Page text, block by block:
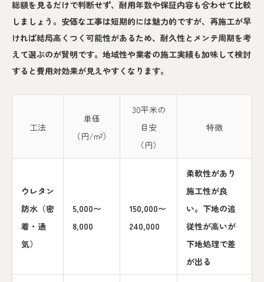
総額を見るだけで判断せず、耐用年数や保証内容も合わせて比較
しましょう。安価な工事は短期的には魅力的ですが、再施工が早
ければ結局高くつく可能性があるため、耐久性とメンテ周期を考
えて選ぶのが賢明です。地域性や業者の施工実績も加味して検討
すると費用対効果が見えやすくなります。
工法
単価
（円/m²）
30平米の
目安
（円）
特徴
ウレタン
防水（密
着・通
気）
5,000〜
8,000
150,000〜
240,000
柔軟性があり
施工性が良
い。下地の追
従性が高いが
下地処理で差
が出る